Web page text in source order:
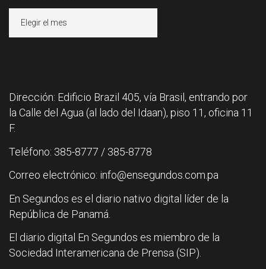
Dirección: Edificio Brazil 405, vía Brasil, entrando por
la Calle del Agua (al lado del Idaan), piso 11, oficina 11
F.
Teléfono: 385-8777 / 385-8778
Correo electrónico: info@ensegundos.com.pa
En Segundos es el diario nativo digital líder de la
República de Panamá.
El diario digital En Segundos es miembro de la
Sociedad Interamericana de Prensa (SIP).